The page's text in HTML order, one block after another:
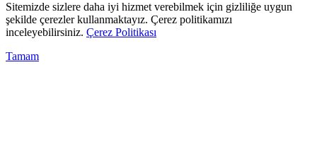
Sitemizde sizlere daha iyi hizmet verebilmek için gizliliğe uygun
şekilde çerezler kullanmaktayız. Çerez politikamızı
inceleyebilirsiniz. Çerez Politikası
Tamam